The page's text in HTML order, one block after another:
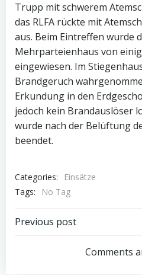
Trupp mit schwerem
das RLFA rückte mit
aus. Beim Eintreffen wurde
Mehrparteienhaus von
eingewiesen. Im
Brandgeruch
Erkundung in den
jedoch kein Brandauslöser
wurde nach der Belüftung
beendet.
Categories:
Einsätze
Tags:
No Tag
Post
navigation
Previous post
Comments